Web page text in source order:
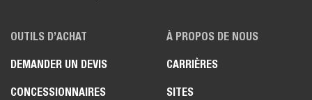
OUTILS D’ACHAT
DEMANDER UN DEVIS
CONCESSIONNAIRES
À PROPOS DE NOUS
CARRIÈRES
SITES